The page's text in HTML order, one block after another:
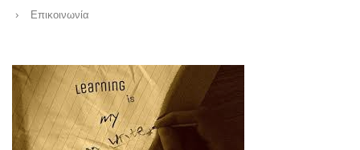
Επικοινωνία